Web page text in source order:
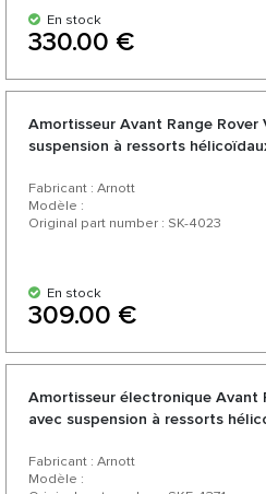
En stock
330.00 €
Amortisseur Avant Range Rover
suspension à ressorts
Fabricant : Arnott
Modèle :
Original part number : SK-4023
En stock
309.00 €
Amortisseur électronique Avant
avec suspension à ressorts
Fabricant : Arnott
Modèle :